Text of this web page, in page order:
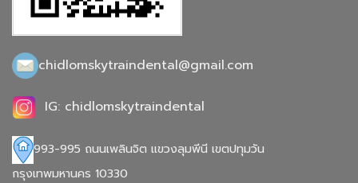
chidlomskytraindental@gmail.com
IG: chidlomskytraindental
993-995 ถนนเพลินจิต แขวงลุมพีนี เขตปทุมวัน
กรุงเทพมหานคร 10330